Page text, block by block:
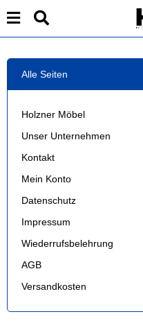
Alle Seiten
Holzner Möbel
Unser Unternehmen
Kontakt
Mein Konto
Datenschutz
Impressum
Wiederrufsbelehrung
AGB
Versandkosten